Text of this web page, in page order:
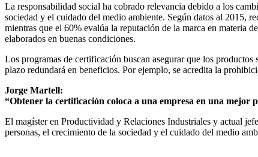
La responsabilidad social ha cobrado relevancia debido a los
sociedad y el cuidado del medio ambiente. Según datos al 2015,
mientras que el 60% evalúa la reputación de la marca en materia
elaborados en buenas condiciones.
Los programas de certificación buscan asegurar que los
plazo redundará en beneficios. Por ejemplo, se acredita la
Jorge Martell:
“Obtener la certificación coloca a una empresa en una mejor
El magíster en Productividad y Relaciones Industriales y actual
personas, el crecimiento de la sociedad y el cuidado del medio